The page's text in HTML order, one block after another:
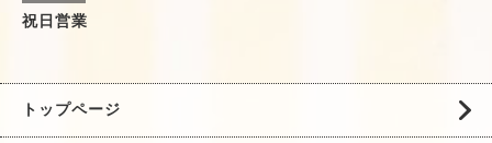
祝日営業
トップページ